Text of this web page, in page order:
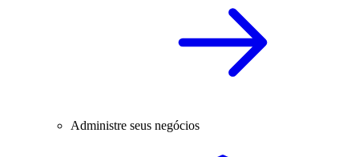
Administre seus negócios